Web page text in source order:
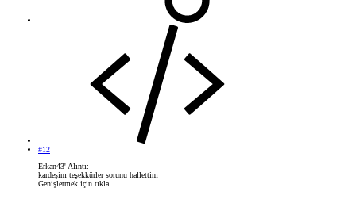
#12
Erkan43' Alıntı:
kardeşim teşekkürler sorunu hallettim
Genişletmek için tıkla ...